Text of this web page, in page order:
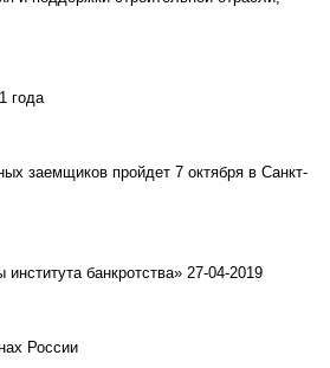
года
заемщиков пройдет 7 октября в Санкт-
банкротства» 27-04-2019
России